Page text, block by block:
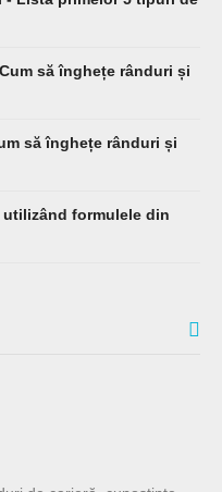
să înghețe rânduri și
să înghețe rânduri și
formulele din